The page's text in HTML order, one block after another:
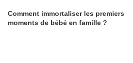
Comment immortaliser les premiers
moments de bébé en famille ?